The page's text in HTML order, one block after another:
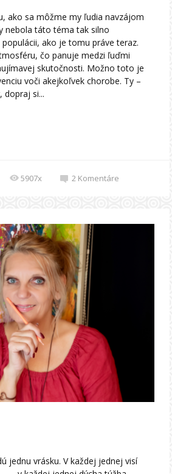
ako sa môžme my ľudia navzájom
nebola táto téma tak silno
ako je tomu práve teraz.
čo panuje medzi ľuďmi
skutočnosti. Možno toto je
voči akejkoľvek chorobe. Ty –
dopraj si...
5907x 2 Komentáre
jednu vrásku. V každej jednej visí